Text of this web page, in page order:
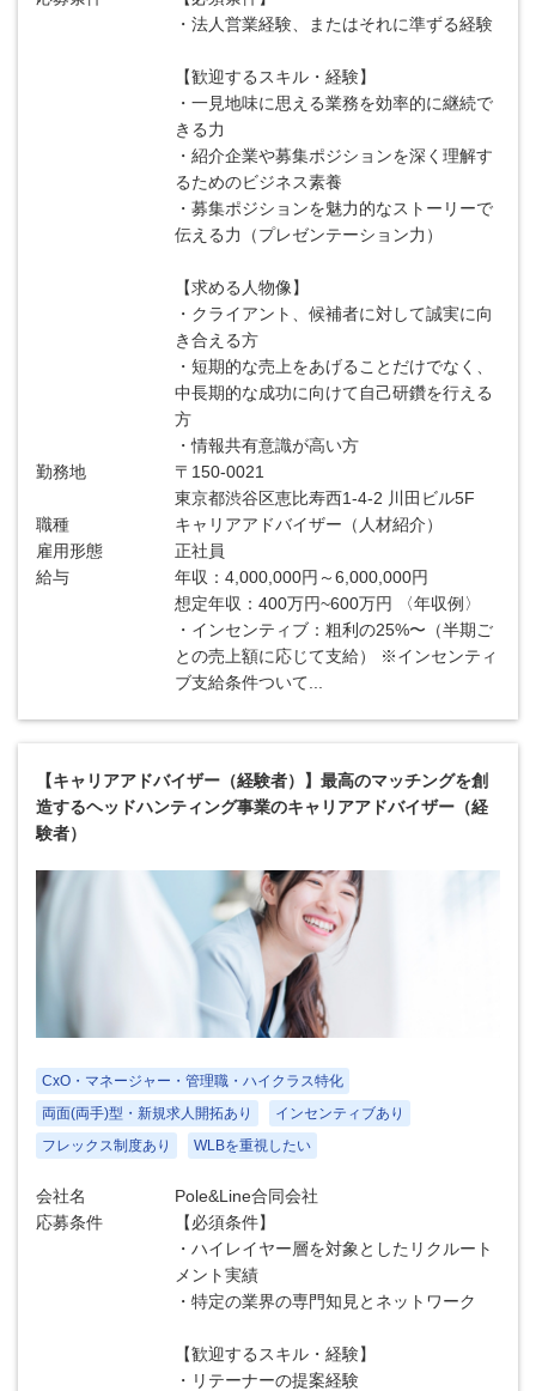
・法人営業経験、またはそれに準ずる経験
【歓迎するスキル・経験】
・一見地味に思える業務を効率的に継続で
きる力
・紹介企業や募集ポジションを深く理解す
るためのビジネス素養
・募集ポジションを魅力的なストーリーで
伝える力（プレゼンテーション力）
【求める人物像】
・クライアント、候補者に対して誠実に向
き合える方
・短期的な売上をあげることだけでなく、
中長期的な成功に向けて自己研鑽を行える
方
・情報共有意識が高い方
勤務地
〒150-0021
東京都渋谷区恵比寿西1-4-2 川田ビル5F
職種
キャリアアドバイザー（人材紹介）
雇用形態
正社員
給与
年収：4,000,000円～6,000,000円
想定年収：400万円~600万円 〈年収例〉
・インセンティブ：粗利の25%〜（半期ご
との売上額に応じて支給） ※インセンティ
ブ支給条件ついて...
【キャリアアドバイザー（経験者）】最高のマッチングを創
造するヘッドハンティング事業のキャリアアドバイザー（経
験者）
CxO・マネージャー・管理職・ハイクラス特化
両面(両手)型・新規求人開拓あり
インセンティブあり
フレックス制度あり
WLBを重視したい
会社名
Pole&Line合同会社
応募条件
【必須条件】
・ハイレイヤー層を対象としたリクルート
メント実績
・特定の業界の専門知見とネットワーク
【歓迎するスキル・経験】
・リテーナーの提案経験